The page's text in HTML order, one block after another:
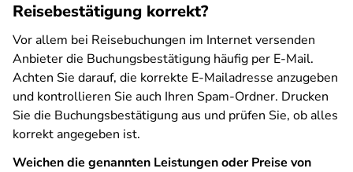
Reisebestätigung korrekt?
Vor allem bei Reisebuchungen im Internet versenden
Anbieter die Buchungsbestätigung häufig per E-Mail.
Achten Sie darauf, die korrekte E-Mailadresse anzugeben
und kontrollieren Sie auch Ihren Spam-Ordner. Drucken
Sie die Buchungsbestätigung aus und prüfen Sie, ob alles
korrekt angegeben ist.
Weichen die genannten Leistungen oder Preise von